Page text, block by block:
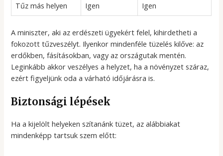
Tűz más helyen Igen Igen
A miniszter, aki az erdészeti ügyekért felel, kihirdetheti a
fokozott tűzveszélyt. Ilyenkor mindenféle tüzelés kilőve: az
erdőkben, fásításokban, vagy az országutak mentén.
Leginkább akkor veszélyes a helyzet, ha a növényzet száraz,
ezért figyeljünk oda a várható időjárásra is.
Biztonsági lépések
Ha a kijelölt helyeken szítanánk tüzet, az alábbiakat
mindenképp tartsuk szem előtt: